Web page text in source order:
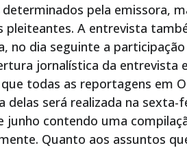
pela emissora,
pleiteantes. A entrevista
no dia seguinte a
jornalística da entrevista
todas as reportagens em
delas será realizada na
junho contendo uma
Quanto aos assuntos